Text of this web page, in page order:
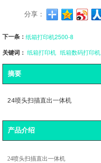
分享：
下一条： 纸箱打印机2500-8
关键词： 纸箱打印机 纸箱数码打印机
摘要
24喷头扫描直出一体机
产品介绍
24喷头扫描直出一体机